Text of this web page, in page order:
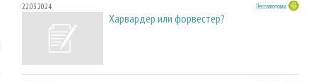
22.03.2024 Лесозаготовка
Харвардер или форвестер?